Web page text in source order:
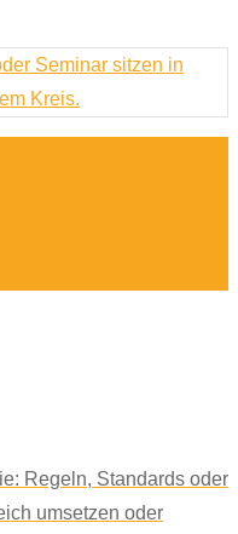
Regeln, Standards oder
umsetzen oder